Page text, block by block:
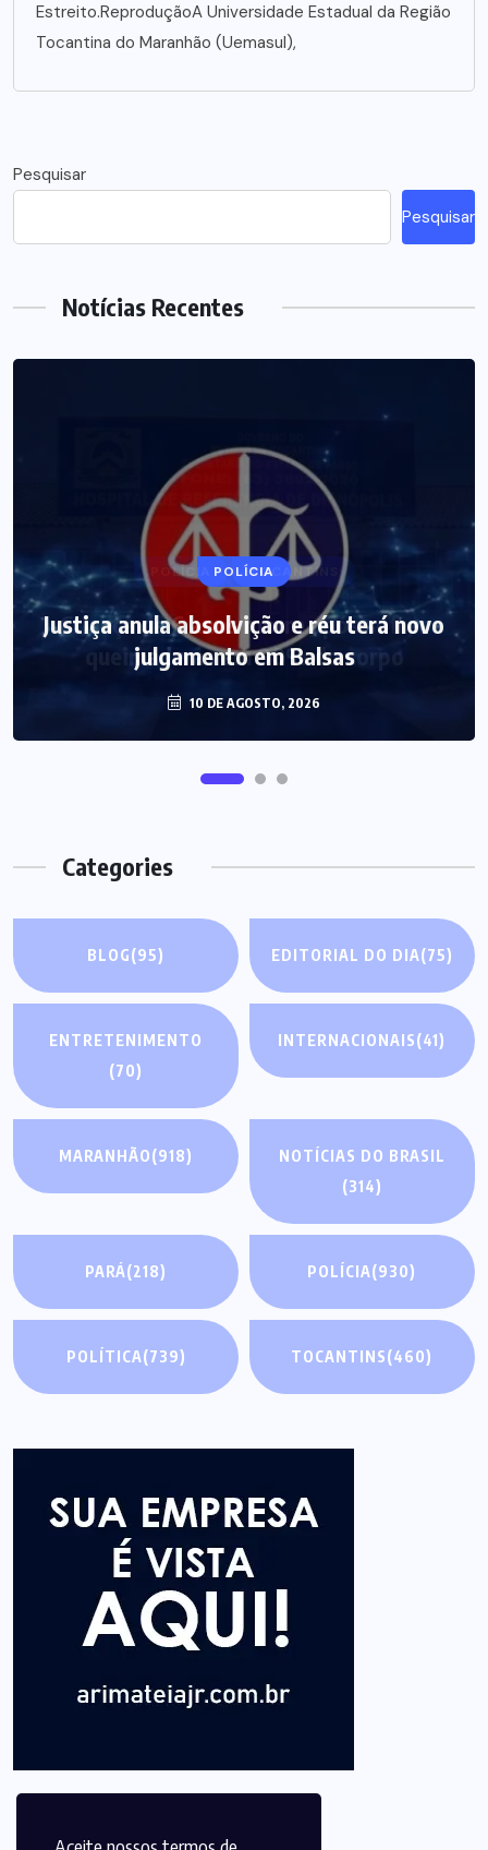
Estreito.ReproduçãoA Universidade Estadual da Região
Tocantina do Maranhão (Uemasul),
Pesquisar
Pesquisar
Notícias Recentes
POLÍCIA
Justiça anula absolvição e réu terá novo
julgamento em Balsas
10 DE AGOSTO, 2026
Categories
BLOG(95) EDITORIAL DO DIA(75)
ENTRETENIMENTO
(70)
INTERNACIONAIS(41)
MARANHÃO(918)
NOTÍCIAS DO BRASIL
(314)
PARÁ(218) POLÍCIA(930)
POLÍTICA(739) TOCANTINS(460)